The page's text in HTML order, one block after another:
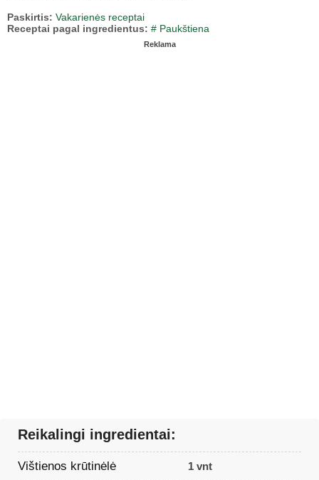
Paskirtis: Vakarienės receptai
Receptai pagal ingredientus: # Paukštiena
Reklama
Reikalingi ingredientai:
Vištienos krūtinėlė 1 vnt